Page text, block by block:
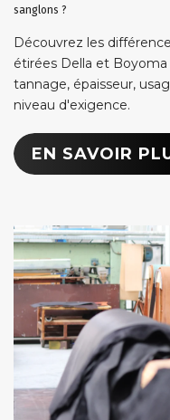
sanglons ?
Découvrez les
étirées Della et
tannage, épaisseur,
niveau d'exigence.
EN SAVOIR